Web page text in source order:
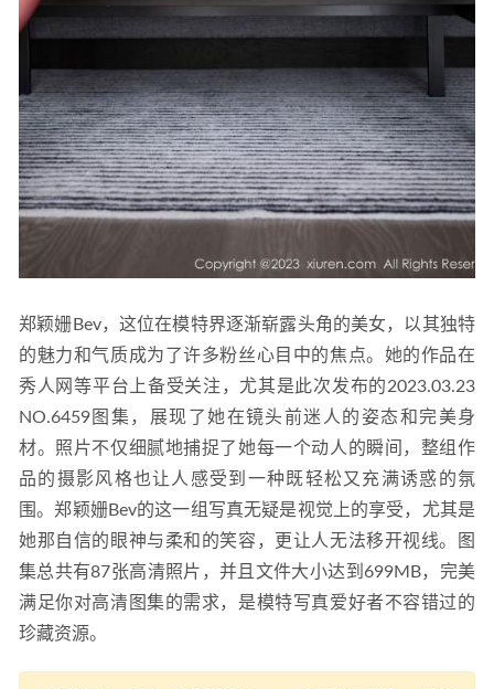
郑颖姗Bev，这位在模特界逐渐崭露头角的美女，以其独特
的魅力和气质成为了许多粉丝心目中的焦点。她的作品在
秀人网等平台上备受关注，尤其是此次发布的2023.03.23
NO.6459图集，展现了她在镜头前迷人的姿态和完美身
材。照片不仅细腻地捕捉了她每一个动人的瞬间，整组作
品的摄影风格也让人感受到一种既轻松又充满诱惑的氛
围。郑颖姗Bev的这一组写真无疑是视觉上的享受，尤其是
她那自信的眼神与柔和的笑容，更让人无法移开视线。图
集总共有87张高清照片，并且文件大小达到699MB，完美
满足你对高清图集的需求，是模特写真爱好者不容错过的
珍藏资源。